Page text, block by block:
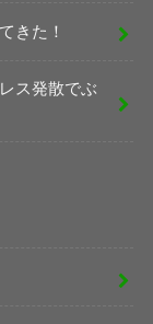
きた！
ス発散でぶ